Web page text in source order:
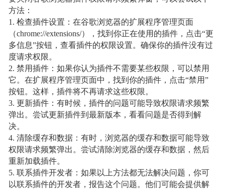
方法：
1. 检查插件设置：在谷歌浏览器的扩展程序管理页面
（chrome://extensions/），找到你正在使用的插件，点击“更
多信息”按钮，查看插件的权限设置。确保你的插件没有过
度请求权限。
2. 禁用插件：如果你认为插件不需要某些权限，可以禁用
它。在扩展程序管理页面中，找到你的插件，点击“禁用”
按钮。这样，插件将不再请求这些权限。
3. 更新插件：有时候，插件的问题可能导致权限请求频繁
弹出。尝试更新插件到最新版本，看看问题是否得到解
决。
4. 清除缓存和数据：有时，浏览器的缓存和数据可能导致
权限请求频繁弹出。尝试清除浏览器的缓存和数据，然后
重新加载插件。
5. 联系插件开发者：如果以上方法都无法解决问题，你可
以联系插件的开发者，报告这个问题。他们可能会提供解